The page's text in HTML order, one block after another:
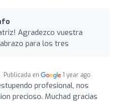
Agradezco vuestra
para los tres
Publicada en 1 year ago
profesional, nos
precioso. Muchad gracias